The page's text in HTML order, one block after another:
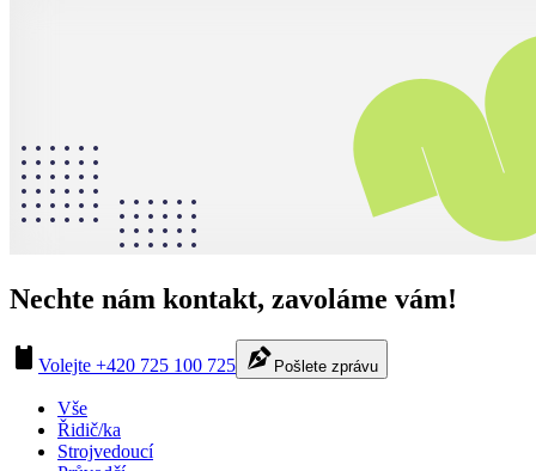
Nechte nám kontakt, zavoláme vám!
Volejte +420 725 100 725 Pošlete zprávu
Vše
Řidič/ka
Strojvedoucí